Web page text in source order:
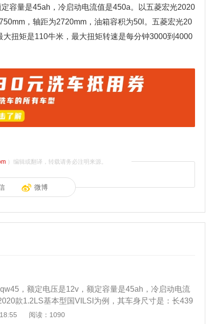
容量是45ah，冷启动电流值是450a。以五菱宏光2020
，轴距为2720mm，油箱容积为50l。五菱宏光20
扭矩是110牛米，最大扭矩转速是每分钟3000到4000
）编辑或翻译，转载请务必注明来源。
微博
，额定电压是12v，额定容量是45ah，冷启动电流
款1.2LS基本型国VILSI为例，其车身尺寸是：长439
，轴距为2720mm，油箱容积为50l。五五菱宏光
阅读：1090